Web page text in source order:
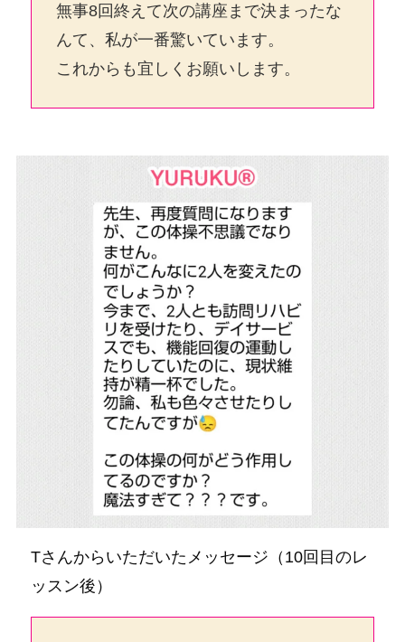
無事8回終えて次の講座まで決まったな
んて、私が一番驚いています。
これからも宜しくお願いします。
Tさんからいただいたメッセージ（10回目のレ
ッスン後）